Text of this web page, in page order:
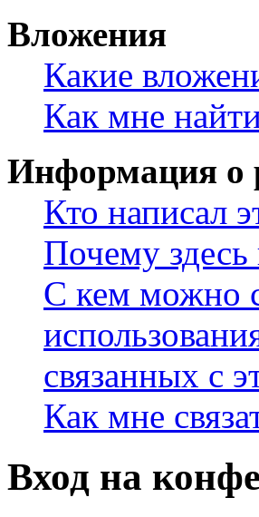
Вложения
Какие
Как мне
Информация о
Кто написал
Почему
С кем можно
связанных с
Как мне
Вход на